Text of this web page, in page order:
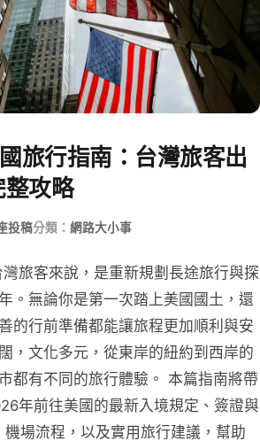
旅行指南：台灣旅客出
攻略
投稿分類： 網路大小事
旅客來說，是重新規劃長途旅行與探
。無論你是第一次踏上美國國土，還
的行前準備都能讓旅程更加順利與安
，文化多元，從東岸的紐約到西岸的
都有不同的旅行體驗。 本篇指南將帶
年前往美國的最新入境規定、簽證與
機場流程，以及實用旅行建議，幫助